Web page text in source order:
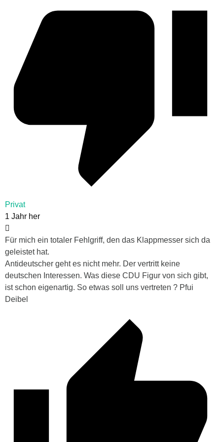
Privat
1 Jahr her
Für mich ein totaler Fehlgriff, den das Klappmesser sich da
geleistet hat.
Antideutscher geht es nicht mehr. Der vertritt keine
deutschen Interessen. Was diese CDU Figur von sich gibt,
ist schon eigenartig. So etwas soll uns vertreten ? Pfui
Deibel